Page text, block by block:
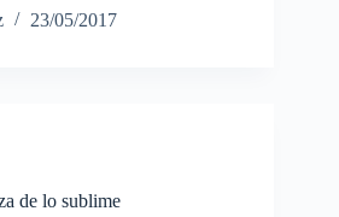
23/05/2017
de lo sublime